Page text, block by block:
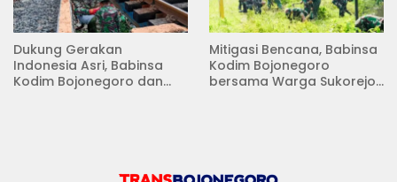
Dukung Gerakan
Indonesia Asri, Babinsa
Kodim Bojonegoro dan
Mitigasi Bencana, Babinsa
Kodim Bojonegoro
bersama Warga Sukorejo